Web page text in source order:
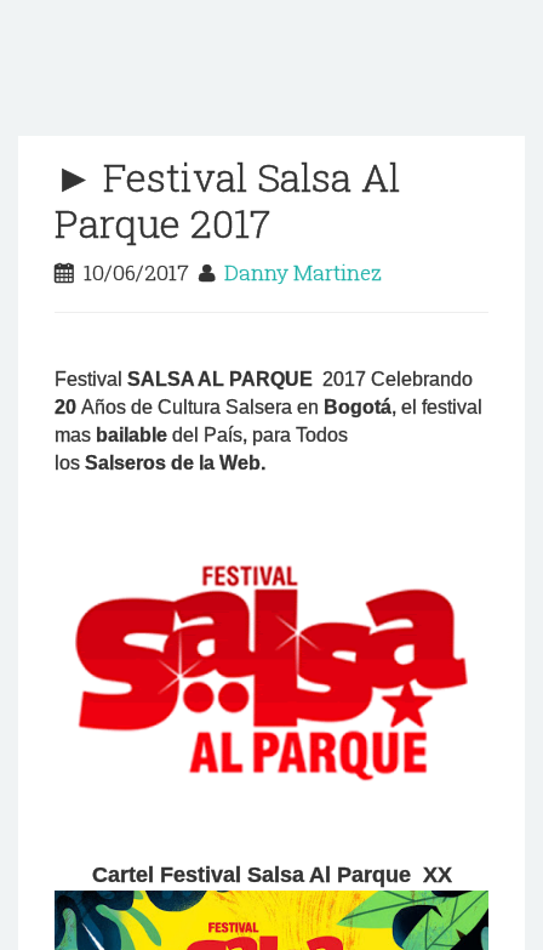
► Festival Salsa Al
Parque 2017
10/06/2017 Danny Martinez
Festival SALSA AL PARQUE 2017 Celebrando
20 Años de Cultura Salsera en Bogotá, el festival
mas bailable del País, para Todos
los Salseros de la Web.
Cartel Festival Salsa Al Parque XX